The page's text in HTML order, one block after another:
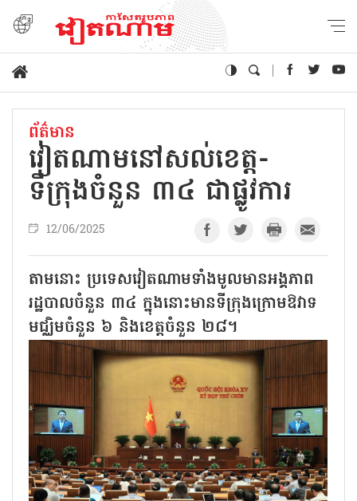
ព័ត៌មាន
វៀតណាមនៅសល់ខេត្ត-
ទីក្រុងចំនួន ៣៤ ជាផ្លូវការ
12/06/2025
តាមនោះ ប្រទេសវៀតណាមទាំងមូលមានអង្គភាព
រដ្ឋបាលចំនួន ៣៤ ក្នុងនោះមានទីក្រុងក្រោមឱវាទ
មជ្ឈិមចំនួន ៦ និងខេត្តចំនួន ២៨។